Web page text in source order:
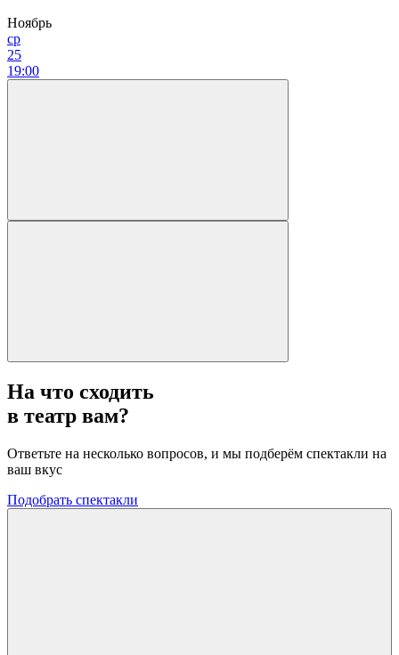
Ноябрь
ср
25
19:00
На что сходить
в театр вам?
Ответьте на несколько вопросов, и мы подберём спектакли на
ваш вкус
Подобрать спектакли